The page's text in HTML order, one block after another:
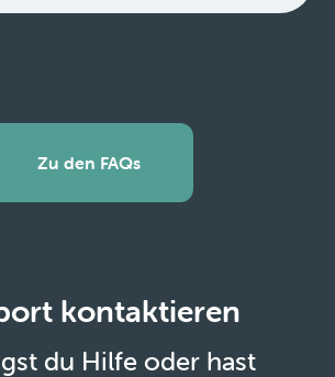
Zu den FAQs
kontaktieren
du Hilfe oder hast